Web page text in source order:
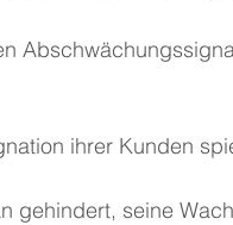
ihrer Kunden
gehindert, seine